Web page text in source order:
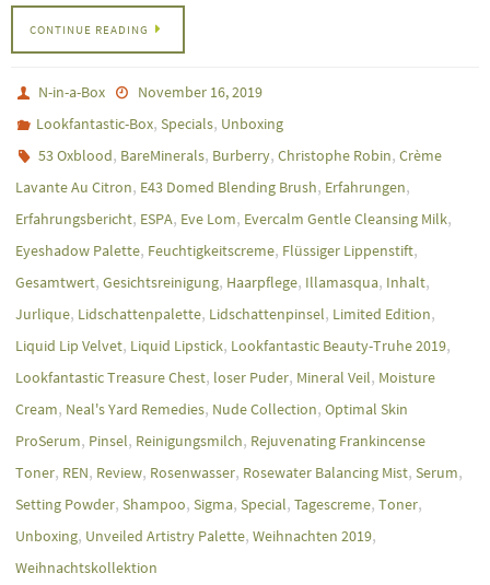
CONTINUE READING
N-in-a-Box
November 16, 2019
Lookfantastic-Box,Specials, Unboxing
53 Oxblood, BareMinerals, Burberry,Christophe Robin,Crème
Lavante Au Citron, E43 Domed Blending Brush, Erfahrungen,
Erfahrungsbericht, ESPA, Eve Lom, Evercalm Gentle Cleansing Milk,
Eyeshadow Palette, Feuchtigkeitscreme, Flüssiger Lippenstift,
Gesamtwert, Gesichtsreinigung, Haarpflege, Illamasqua, Inhalt,
Jurlique, Lidschattenpalette, Lidschattenpinsel, Limited Edition,
Liquid Lip Velvet, Liquid Lipstick, Lookfantastic Beauty-Truhe 2019,
Lookfantastic Treasure Chest, loser Puder, Mineral Veil, Moisture
Cream, Neal's Yard Remedies, Nude Collection, Optimal Skin
ProSerum, Pinsel, Reinigungsmilch, Rejuvenating Frankincense
Toner, REN, Review, Rosenwasser, Rosewater Balancing Mist, Serum,
Setting Powder, Shampoo, Sigma, Special, Tagescreme, Toner,
Unboxing, Unveiled Artistry Palette, Weihnachten 2019,
Weihnachtskollektion